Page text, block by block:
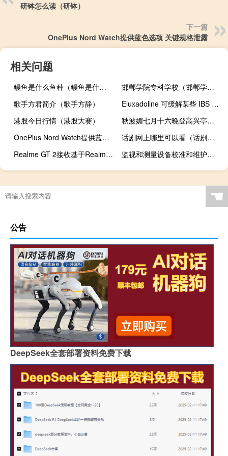
研钵怎么读（研钵）
下一篇
OnePlus Nord Watch提供蓝色选项 关键规格泄露
相关问题
鳗鱼是什么鱼种（鳗鱼是什么鱼）
邯郸学院专科学校（邯郸学院专科怎么样）
歌手方君简介（歌手方静）
Eluxadoline 可缓解某些 IBS 患者的疼痛和腹泻
港股今日行情（港股大赛）
秋波媚七月十六晚登高兴亭望长安南山题眼是什么（秋波媚）
OnePlus Nord Watch提供蓝色选项 关键规格泄露
话剧网上哪里可以看（话剧网）
Realme GT 2接收基于Realme UI 3.0的Android 13抢先体验更新
监视和测量设备校准和维护记录（监视和测量设备）
☚
公告
DeepSeek全套部署资料免费下载